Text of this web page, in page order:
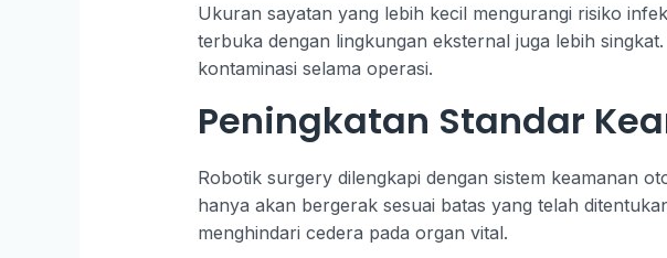
Ukuran sayatan yang lebih kecil mengurangi risiko
terbuka dengan lingkungan eksternal juga lebih
kontaminasi selama operasi.
Peningkatan Standar
Robotik surgery dilengkapi dengan sistem keamanan
hanya akan bergerak sesuai batas yang telah
menghindari cedera pada organ vital.